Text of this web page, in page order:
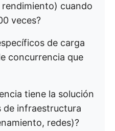
cuando
veces?
de carga
concurrencia que
tiene la solución
de infraestructura
redes)?